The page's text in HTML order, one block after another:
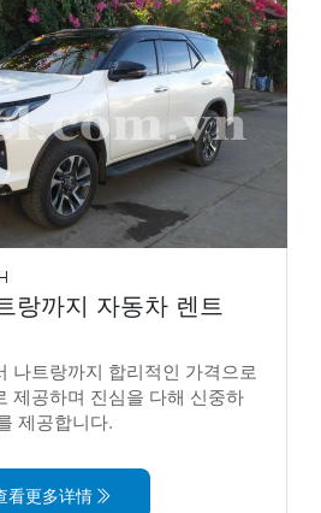
랑까지 자동차 렌트
나트랑까지 합리적인 가격으로
제공하며 진심을 다해 신중하
제공합니다.
看更多详情